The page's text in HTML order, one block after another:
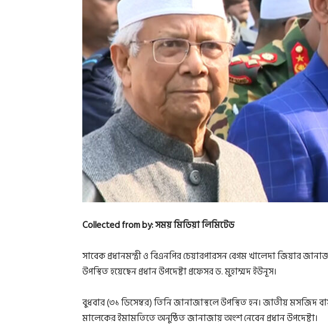
Collected from by: সময় মিডিয়া লিমিটেড
সাবেক প্রধানমন্ত্রী ও বিএনপির চেয়ারপারসন বেগম খালেদা জিয়ার
উপস্থিত হয়েছেন প্রধান উপদেষ্টা প্রফেসর ড. মুহাম্মদ ইউনূস।
বুধবার (৩১ ডিসেম্বর) তিনি জানাজাস্থলে উপস্থিত হন। জাতীয়
মালেকের ইমামতিতে অনুষ্ঠিত জানাজায় অংশ নেবেন প্রধান উপদেষ্টা।